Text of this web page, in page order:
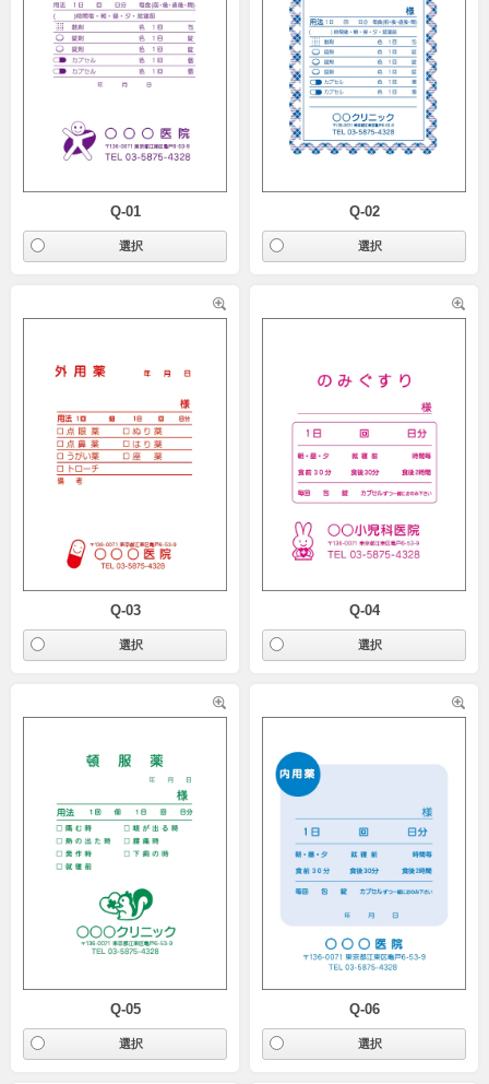
Q-01 Q-02
Q-03 Q-04
Q-05 Q-06